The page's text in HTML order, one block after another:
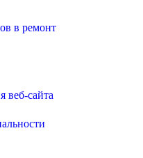
в ремонт
веб-сайта